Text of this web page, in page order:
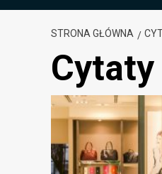
STRONA GŁÓWNA
Cytaty